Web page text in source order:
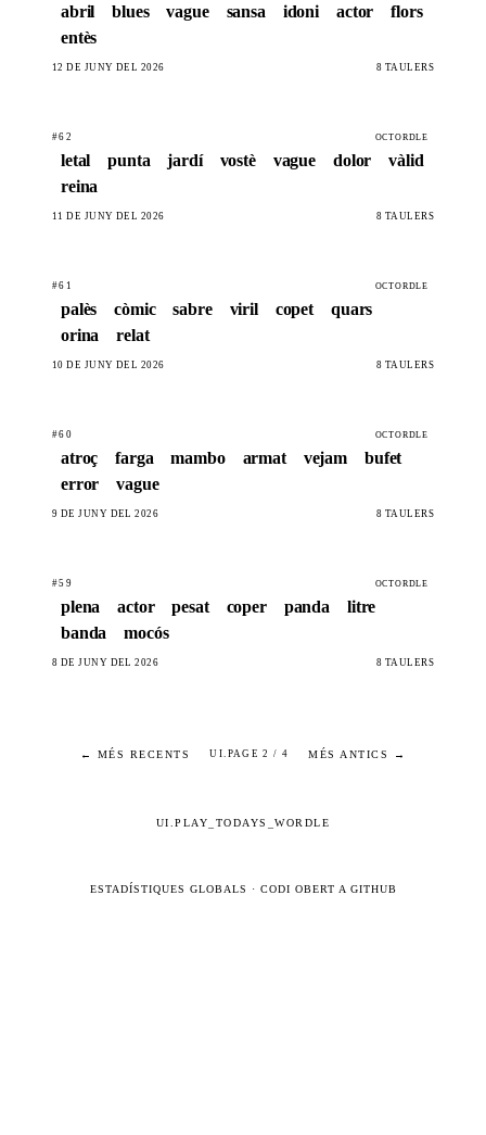
abril blues vague sansa idoni actor
flors
entès
12 DE JUNY DEL 2026 8 TAULERS
#62 OCTORDLE
letal punta jardí vostè vague dolor
vàlid
reina
11 DE JUNY DEL 2026 8 TAULERS
#61 OCTORDLE
palès còmic sabre viril copet
quars
orina
relat
10 DE JUNY DEL 2026 8 TAULERS
#60 OCTORDLE
atroç farga mambo armat vejam
bufet
error
vague
9 DE JUNY DEL 2026 8 TAULERS
#59 OCTORDLE
plena actor pesat coper panda
litre
banda
mocós
8 DE JUNY DEL 2026 8 TAULERS
← MÉS RECENTS UI.PAGE 2 / 4 MÉS ANTICS →
UI.PLAY_TODAYS_WORDLE
ESTADÍSTIQUES GLOBALS · CODI OBERT A GITHUB